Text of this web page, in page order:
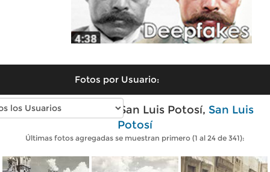
Fotos por Usuario:
Fotos antiguas de San Luis Potosí, San Luis
Potosí
Últimas fotos agregadas se muestran primero (1 al 24 de 341):